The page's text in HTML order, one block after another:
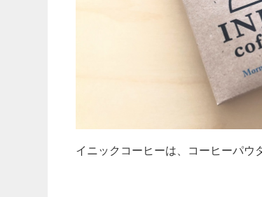
イニックコーヒーは、コーヒーパウ